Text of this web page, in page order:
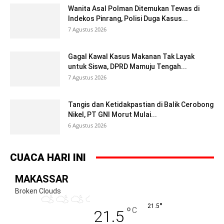
Wanita Asal Polman Ditemukan Tewas di
Indekos Pinrang, Polisi Duga Kasus...
7 Agustus 2026
Gagal Kawal Kasus Makanan Tak Layak
untuk Siswa, DPRD Mamuju Tengah...
7 Agustus 2026
Tangis dan Ketidakpastian di Balik Cerobong
Nikel, PT GNI Morut Mulai...
6 Agustus 2026
CUACA HARI INI
MAKASSAR
Broken Clouds
21.5 °C 21.5°